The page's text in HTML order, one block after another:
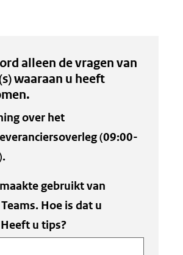
alleen de vragen van
waaraan u heeft
over het
(09:00-
gebruikt van
Hoe is dat u
u tips?